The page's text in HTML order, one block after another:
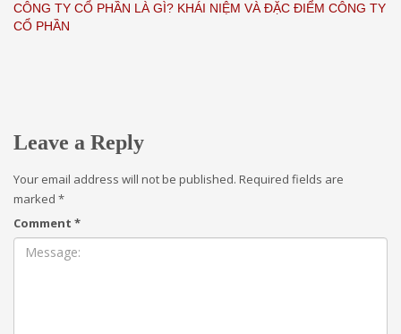
CÔNG TY CỔ PHẦN LÀ GÌ? KHÁI NIỆM VÀ ĐẶC ĐIỂM CÔNG TY
CỔ PHẦN
Leave a Reply
Your email address will not be published. Required fields are
marked *
Comment *